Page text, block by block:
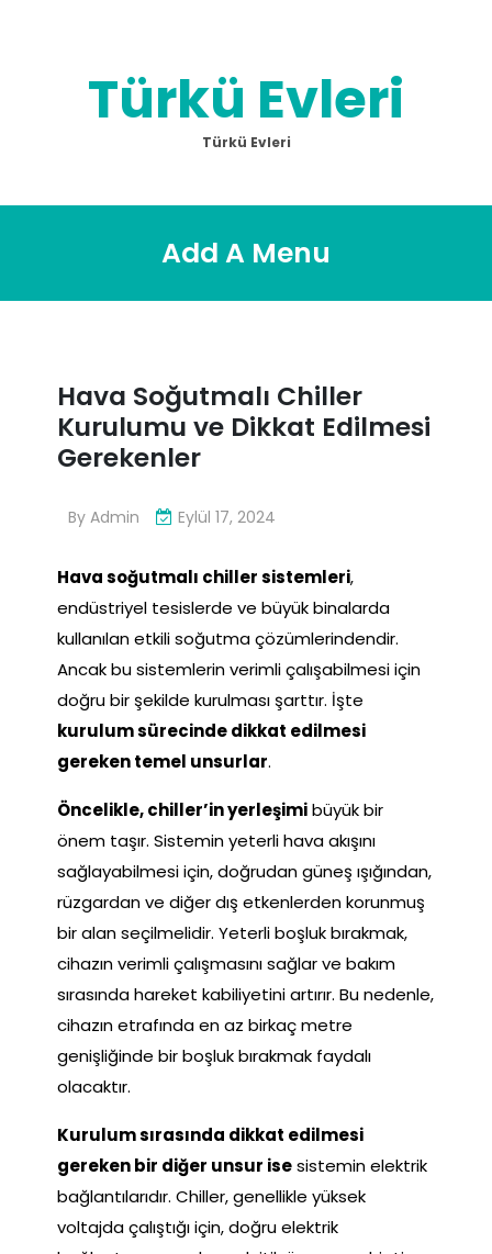
Türkü Evleri
Türkü Evleri
Add A Menu
Hava Soğutmalı Chiller
Kurulumu ve Dikkat Edilmesi
Gerekenler
By Admin Eylül 17, 2024
Hava soğutmalı chiller sistemleri,
endüstriyel tesislerde ve büyük binalarda
kullanılan etkili soğutma çözümlerindendir.
Ancak bu sistemlerin verimli çalışabilmesi için
doğru bir şekilde kurulması şarttır. İşte
kurulum sürecinde dikkat edilmesi
gereken temel unsurlar.
Öncelikle, chiller’in yerleşimibüyük bir
önem taşır. Sistemin yeterli hava akışını
sağlayabilmesi için, doğrudan güneş ışığından,
rüzgardan ve diğer dış etkenlerden korunmuş
bir alan seçilmelidir. Yeterli boşluk bırakmak,
cihazın verimli çalışmasını sağlar ve bakım
sırasında hareket kabiliyetini artırır. Bu nedenle,
cihazın etrafında en az birkaç metre
genişliğinde bir boşluk bırakmak faydalı
olacaktır.
Kurulum sırasında dikkat edilmesi
gereken bir diğer unsur isesistemin elektrik
bağlantılarıdır. Chiller, genellikle yüksek
voltajda çalıştığı için, doğru elektrik